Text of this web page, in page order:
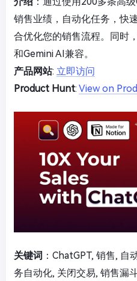
销售业绩，自动化任务，快
合优化您的销售流程。同时
和Gemini AI兼容。
产品网站: 立即访问
Product Hunt: View on
关键词 ：ChatGPT, 销售, 自
务自动化, 关闭交易, 销售漏